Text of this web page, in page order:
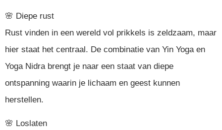
🌸 Diepe rust
Rust vinden in een wereld vol prikkels is zeldzaam, maar
hier staat het centraal. De combinatie van Yin Yoga en
Yoga Nidra brengt je naar een staat van diepe
ontspanning waarin je lichaam en geest kunnen
herstellen.
🌸 Loslaten